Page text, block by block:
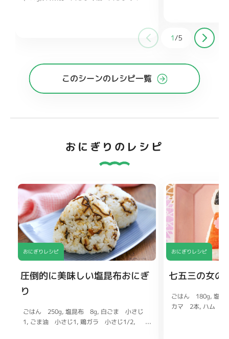
砂
1/5
このシーンのレシピ一覧
おにぎりのレシピ
おにぎりレシピ
圧倒的に美味しい塩昆布おにぎ
り
ごはん 250g 塩昆布 8g 白ごま 小さじ
1 ごま油 小さじ1 鶏ガラ 小さじ1/2
おにぎりレシピ
七五三の女の
ごはん 180g 塩
カマ 2本 ハム 少